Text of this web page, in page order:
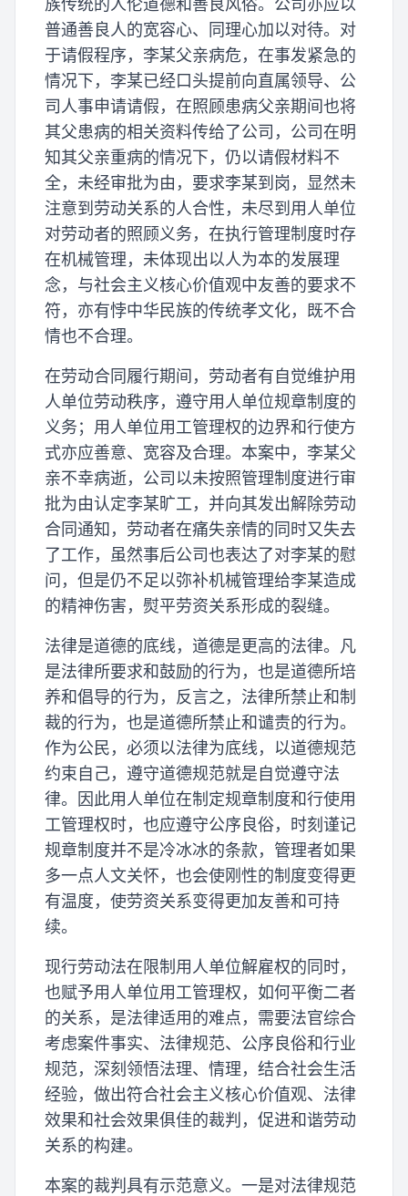
族传统的人伦道德和善良风俗。公司亦应以
普通善良人的宽容心、同理心加以对待。对
于请假程序，李某父亲病危，在事发紧急的
情况下，李某已经口头提前向直属领导、公
司人事申请请假，在照顾患病父亲期间也将
其父患病的相关资料传给了公司，公司在明
知其父亲重病的情况下，仍以请假材料不
全，未经审批为由，要求李某到岗，显然未
注意到劳动关系的人合性，未尽到用人单位
对劳动者的照顾义务，在执行管理制度时存
在机械管理，未体现出以人为本的发展理
念，与社会主义核心价值观中友善的要求不
符，亦有悖中华民族的传统孝文化，既不合
情也不合理。
在劳动合同履行期间，劳动者有自觉维护用
人单位劳动秩序，遵守用人单位规章制度的
义务；用人单位用工管理权的边界和行使方
式亦应善意、宽容及合理。本案中，李某父
亲不幸病逝，公司以未按照管理制度进行审
批为由认定李某旷工，并向其发出解除劳动
合同通知，劳动者在痛失亲情的同时又失去
了工作，虽然事后公司也表达了对李某的慰
问，但是仍不足以弥补机械管理给李某造成
的精神伤害，熨平劳资关系形成的裂缝。
法律是道德的底线，道德是更高的法律。凡
是法律所要求和鼓励的行为，也是道德所培
养和倡导的行为，反言之，法律所禁止和制
裁的行为，也是道德所禁止和谴责的行为。
作为公民，必须以法律为底线，以道德规范
约束自己，遵守道德规范就是自觉遵守法
律。因此用人单位在制定规章制度和行使用
工管理权时，也应遵守公序良俗，时刻谨记
规章制度并不是冷冰冰的条款，管理者如果
多一点人文关怀，也会使刚性的制度变得更
有温度，使劳资关系变得更加友善和可持
续。
现行劳动法在限制用人单位解雇权的同时，
也赋予用人单位用工管理权，如何平衡二者
的关系，是法律适用的难点，需要法官综合
考虑案件事实、法律规范、公序良俗和行业
规范，深刻领悟法理、情理，结合社会生活
经验，做出符合社会主义核心价值观、法律
效果和社会效果俱佳的裁判，促进和谐劳动
关系的构建。
本案的裁判具有示范意义。一是对法律规范